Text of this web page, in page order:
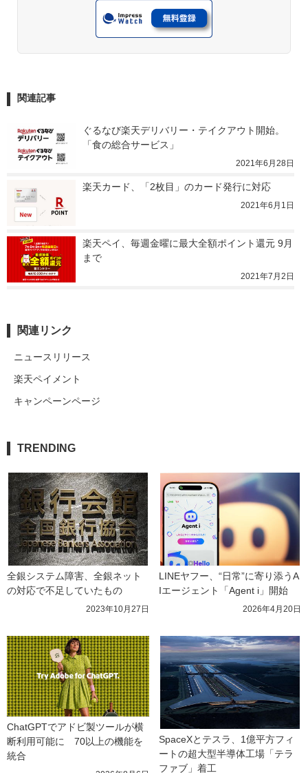
関連記事
ぐるなび楽天デリバリー・テイクアウト開始。
「食の総合サービス」
2021年6月28日
楽天カード、「2枚目」のカード発行に対応
2021年6月1日
楽天ペイ、毎週金曜に最大全額ポイント還元 9月
まで
2021年7月2日
関連リンク
ニュースリリース
楽天ペイメント
キャンペーンページ
TRENDING
全銀システム障害、全銀ネット
の対応で不足していたもの
2023年10月27日
LINEヤフー、“日常”に寄り添うA
Iエージェント「Agent i」開始
2026年4月20日
ChatGPTでアドビ製ツールが横
断利用可能に　70以上の機能を
統合
SpaceXとテスラ、1億平方フィ
ートの超大型半導体工場「テラ
ファブ」着工